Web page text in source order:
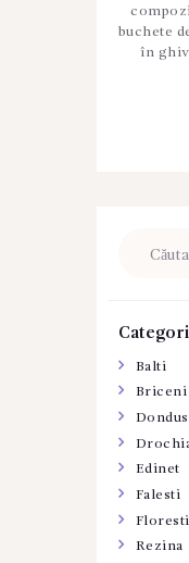
buchete
în
după:
Balti
Briceni
Edinet
Falesti
Floresti
Rezina